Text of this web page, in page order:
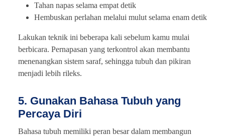
Tahan napas selama empat detik
Hembuskan perlahan melalui mulut selama enam detik
Lakukan teknik ini beberapa kali sebelum kamu mulai
berbicara. Pernapasan yang terkontrol akan membantu
menenangkan sistem saraf, sehingga tubuh dan pikiran
menjadi lebih rileks.
5. Gunakan Bahasa Tubuh yang
Percaya Diri
Bahasa tubuh memiliki peran besar dalam membangun